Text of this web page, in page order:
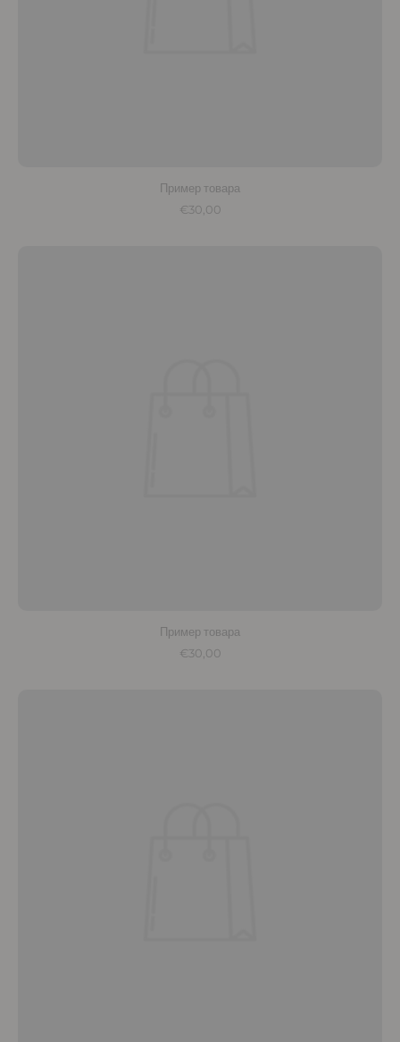
Пример товара
€30,00
Пример товара
€30,00